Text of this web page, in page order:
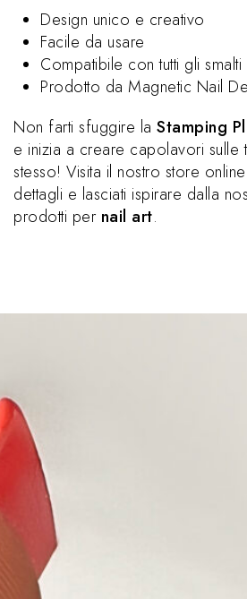
Design unico e creativo
Facile da usare
Compatibile con tutti gli smalti
Prodotto da Magnetic Nail
Non farti sfuggire la Stamping
e inizia a creare capolavori sulle
stesso! Visita il nostro store
dettagli e lasciati ispirare dalla
prodotti per nail art.